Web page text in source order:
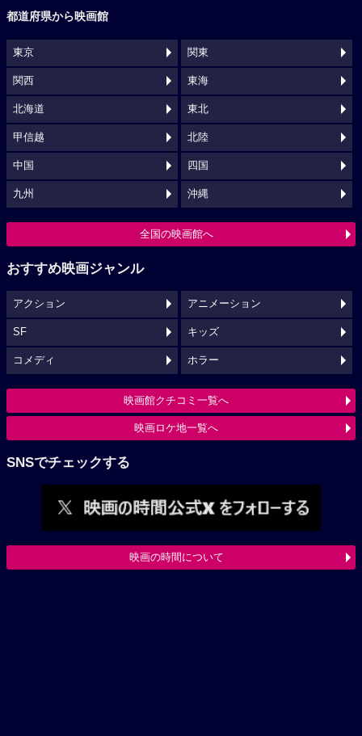
都道府県から映画館
東京 関東
関西 東海
北海道 東北
甲信越 北陸
中国 四国
九州 沖縄
全国の映画館へ
おすすめ映画ジャンル
アクション アニメーション
SF キッズ
コメディ ホラー
映画館クチコミ一覧へ
映画ロケ地一覧へ
SNSでチェックする
映画の時間について